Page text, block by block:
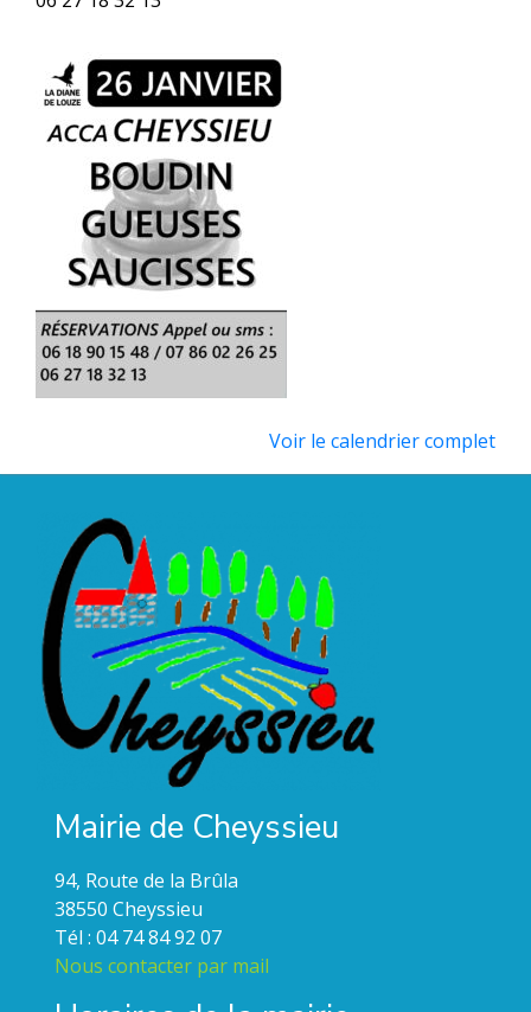
Voir le calendrier complet
Mairie de Cheyssieu
94, Route de la Brûla
38550 Cheyssieu
Tél : 04 74 84 92 07
Nous contacter par mail